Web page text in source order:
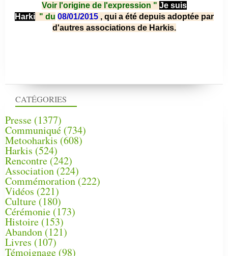
CATÉGORIES
Presse (1377)
Communiqué (734)
Metooharkis (608)
Harkis (524)
Rencontre (242)
Association (224)
Commémoration(222)
Vidéos (221)
Culture(180)
Cérémonie (173)
Histoire (153)
Abandon(121)
Livres (107)
Témoignage (98)
Voir l'origine de l'expression " Je suis
Harki " du 08/01/2015 , qui a été depuis adoptée par
d'autres associations de Harkis.